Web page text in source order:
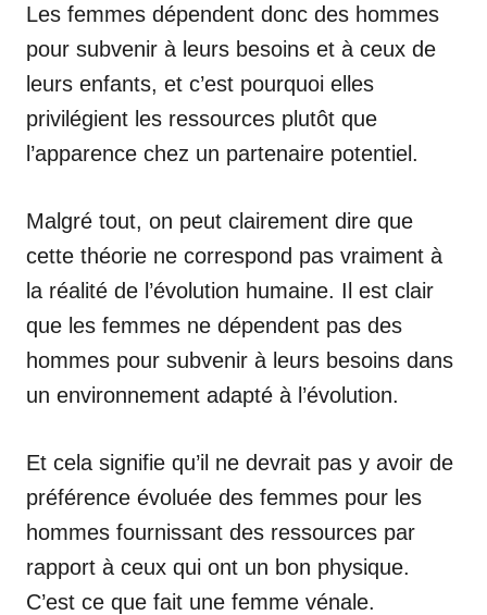
Les femmes dépendent donc des hommes
pour subvenir à leurs besoins et à ceux de
leurs enfants, et c’est pourquoi elles
privilégient les ressources plutôt que
l’apparence chez un partenaire potentiel.
Malgré tout, on peut clairement dire que
cette théorie ne correspond pas vraiment à
la réalité de l’évolution humaine. Il est clair
que les femmes ne dépendent pas des
hommes pour subvenir à leurs besoins dans
un environnement adapté à l’évolution.
Et cela signifie qu’il ne devrait pas y avoir de
préférence évoluée des femmes pour les
hommes fournissant des ressources par
rapport à ceux qui ont un bon physique.
C’est ce que fait une femme vénale.